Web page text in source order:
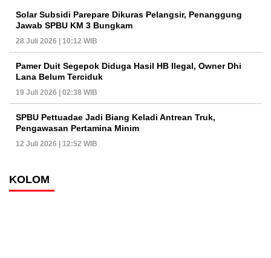
Solar Subsidi Parepare Dikuras Pelangsir, Penanggung
Jawab SPBU KM 3 Bungkam
28 Juli 2026 | 10:12 WIB
Pamer Duit Segepok Diduga Hasil HB Ilegal, Owner Dhi
Lana Belum Terciduk
19 Juli 2026 | 02:38 WIB
SPBU Pettuadae Jadi Biang Keladi Antrean Truk,
Pengawasan Pertamina Minim
12 Juli 2026 | 12:52 WIB
KOLOM